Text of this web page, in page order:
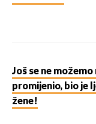
Još se ne
promijenio, bio je
žene!